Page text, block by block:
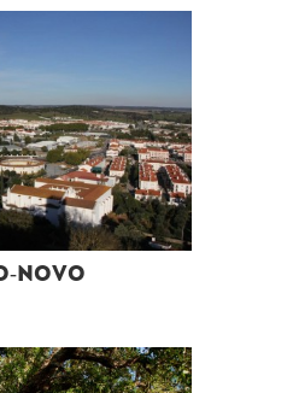
NOVO